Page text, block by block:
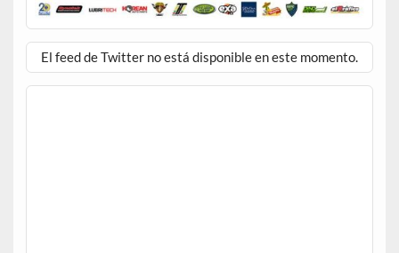
El feed de Twitter no está disponible en este momento.